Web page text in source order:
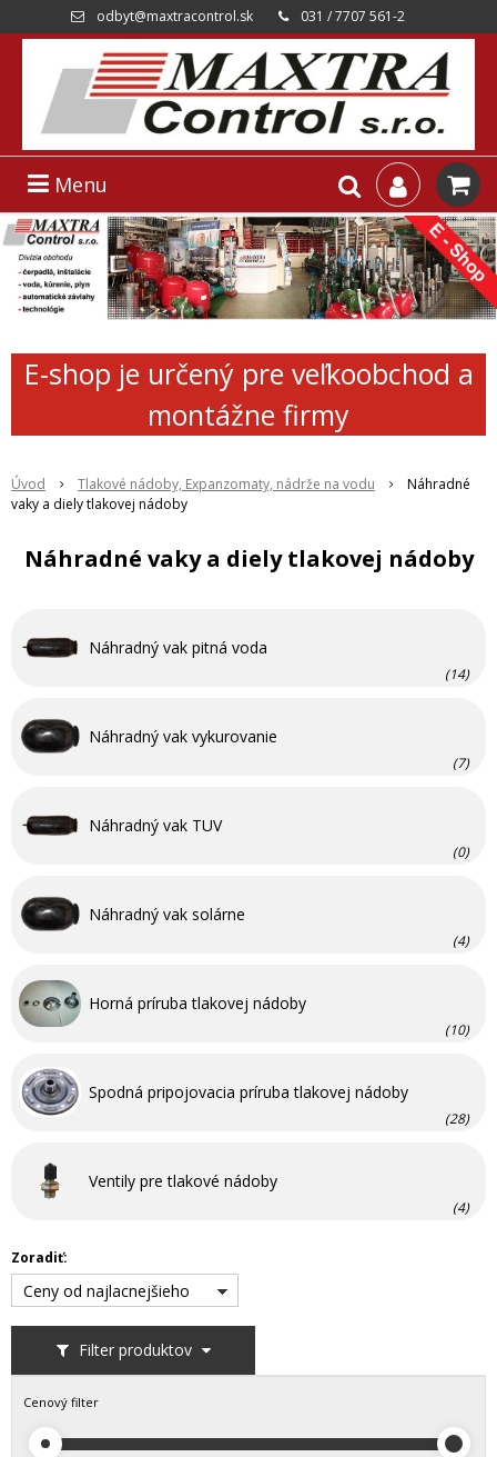
odbyt@maxtracontrol.sk 031 / 7707 561-2
Menu
E-shop je určený pre veľkoobchod a
montážne firmy
Úvod Tlakové nádoby, Expanzomaty, nádrže na vodu
Náhradné
vaky a diely tlakovej nádoby
Náhradné vaky a diely tlakovej nádoby
Náhradný vak pitná voda
(14)
Náhradný vak vykurovanie
(7)
Náhradný vak TUV
(0)
Náhradný vak solárne
(4)
Horná príruba tlakovej nádoby
(10)
Spodná pripojovacia príruba tlakovej nádoby
(28)
Ventily pre tlakové nádoby
(4)
Filter produktov
Zoradiť:
Ceny od najlacnejšieho
Cenový filter